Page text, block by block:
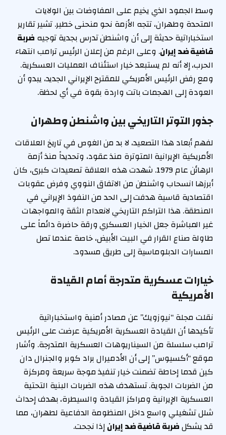
وسط الجمود الذي يخيم على المفاوضات بين الولايات
المتحدة وطهران، تتجه الأزمة نحو منحنى خطير. تشير تقارير
استخباراتية حديثة إلى أن واشنطن تدرس بجدية توجيه ضربة
قاضية ضد إيران. وعلى الرغم من إعلان الرئيس ترامب انتهاء
الحرب، إلا أنه لم يستبعد خيار استئناف العمليات العسكرية.
ومع رفض الرئيس الأمريكي للمقترح الإيراني الجديد، يبدو أن
العودة إلى الهجمات باتت واردة بقوة في أي لحظة.
جذور التوتر التاريخي بين واشنطن وطهران
لفهم أبعاد هذا التصعيد، لا بد من الغوص في تاريخ العلاقات
الأمريكية الإيرانية المتوترة منذ عقود، وتحديداً منذ أزمة
الرهائن عام 1979. شهدت هذه العلاقة تصعيدات كبرى، كان
أبرزها انسحاب واشنطن من الاتفاق النووي وفرض عقوبات
اقتصادية قاسية هدفت إلى الحد من النفوذ الإيراني في
المنطقة. هذا التراكم التاريخي لانعدام الثقة والمواجهات
غير المباشرة جعل الخيار العسكري ورقة حاضرة دائماً على
طاولة صناع القرار في البيت الأبيض، خاصة عندما تصل
المسارات الدبلوماسية إلى طريق مسدود.
خيارات عسكرية متدرجة أمام القيادة
الأمريكية
نقلت مجلة “نيوزويك” عن مصادر أمنية واستخباراتية
تأكيدها أن القيادة العسكرية الأمريكية عرضت على الرئيس
ترامب سلسلة من السيناريوهات العسكرية المتدرجة. وأشار
موقع “أكسيوس” إلى أن الأدميرال براد كوبر والجنرال دان
كين قدما إحاطة تضمنت خيار تنفيذ موجة سريعة ومركزة
من الضربات الجوية. تستهدف هذه الضربات البنية التحتية
العسكرية الإيرانية ومراكز القيادة والسيطرة، بهدف إحداث
شلل تشغيلي واسع داخل المنظومة الدفاعية لطهران، مما
قد يشكلضربة قاضية ضد إيرانإذا نجحت.